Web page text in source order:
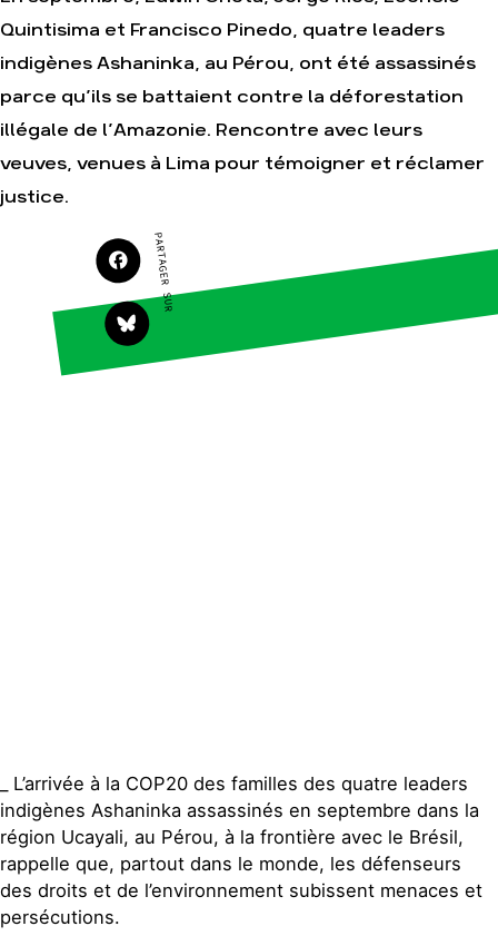
S'engager sur le
terrain
Agir au quotidien
campagnes
Transmettre tout ou
partie de son
patrimoine
Télécharger
gratuitement les
guides éco-citoyens
Nos thématiques
Agriculture
Finance
Quintisima et Francisco Pinedo, quatre leaders
indigènes Ashaninka, au Pérou, ont été assassinés
parce qu’ils se battaient contre la déforestation
illégale de l’Amazonie. Rencontre avec leurs
veuves, venues à Lima pour témoigner et réclamer
justice.
PARTAGER SUR
_ L’arrivée à la COP20 des familles des quatre leaders
indigènes Ashaninka assassinés en septembre dans la
région Ucayali, au Pérou, à la frontière avec le Brésil,
rappelle que, partout dans le monde, les défenseurs
des droits et de l’environnement subissent menaces et
persécutions.